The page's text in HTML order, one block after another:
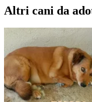
Altri cani da